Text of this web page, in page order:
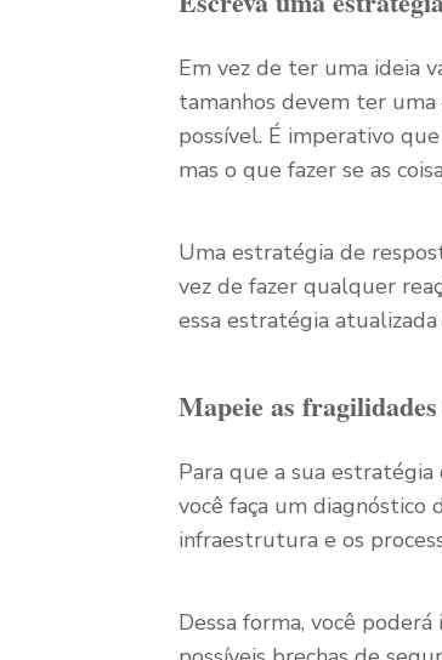
Em vez de ter uma ideia
tamanhos devem ter
possível. É imperativo
mas o que fazer se as
Uma estratégia de
vez de fazer qualquer
essa estratégia
Mapeie as
Para que a sua
você faça um diagnóstico
infraestrutura e os
Dessa forma, você